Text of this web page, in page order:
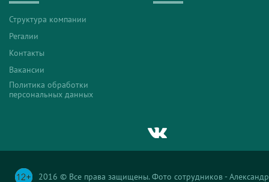
Структура компании
Регалии
Контакты
Вакансии
Политика обработки
персональных данных
2016 © Все права защищены. Фото сотрудников - Александр